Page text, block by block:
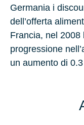
Germania i
dell’offerta
Francia, nel
progressione
un aumento di